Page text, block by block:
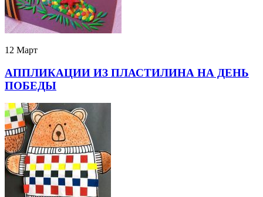
12 Март
АППЛИКАЦИИ ИЗ ПЛАСТИЛИНА НА ДЕНЬ
ПОБЕДЫ